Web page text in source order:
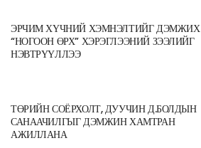
ЭРЧИМ ХҮЧНИЙ ХЭМНЭЛТИЙГ ДЭМЖИХ
“НОГООН ӨРХ” ХЭРЭГЛЭЭНИЙ ЗЭЭЛИЙГ
НЭВТРҮҮЛЛЭЭ
ТӨРИЙН СОЁРХОЛТ, ДУУЧИН Д.БОЛДЫН
САНААЧИЛГЫГ ДЭМЖИН ХАМТРАН
АЖИЛЛАНА